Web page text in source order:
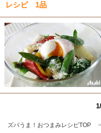
レシピ 1品
ズバうま！おつまみレシピTOP